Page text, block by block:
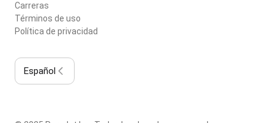
Carreras
Términos de uso
Política de privacidad
Español